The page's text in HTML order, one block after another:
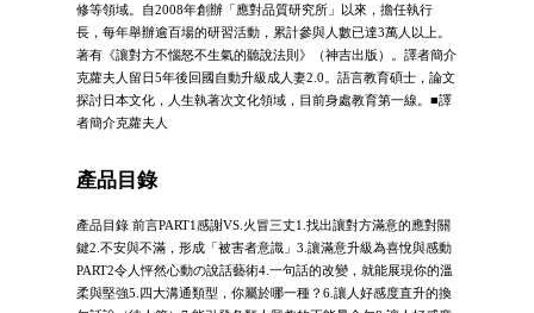
修等領域。自2008年創辦「應對品質研究所」以來，擔任執行
長，每年舉辦逾百場的研習活動，累計參與人數已達3萬人以上。
著有《讓對方不惱怒不生氣的聽說法則》（神吉出版）。譯者簡介
克蘿夫人留日5年後回國自動升級成人妻2.0。語言教育碩士，論文
探討日本文化，人生執著次文化領域，目前身處教育第一線。■譯
者簡介克蘿夫人
產品目錄
產品目錄 前言PART1感謝VS.火冒三丈1.找出讓對方滿意的應對關
鍵2.不安與不滿，形成「被害者意識」3.讓滿意升級為喜悅與感動
PART2令人怦然心動の說話藝術4.一句話的改變，就能展現你的溫
柔與堅強5.四大溝通類型，你屬於哪一種？6.讓人好感度直升的換